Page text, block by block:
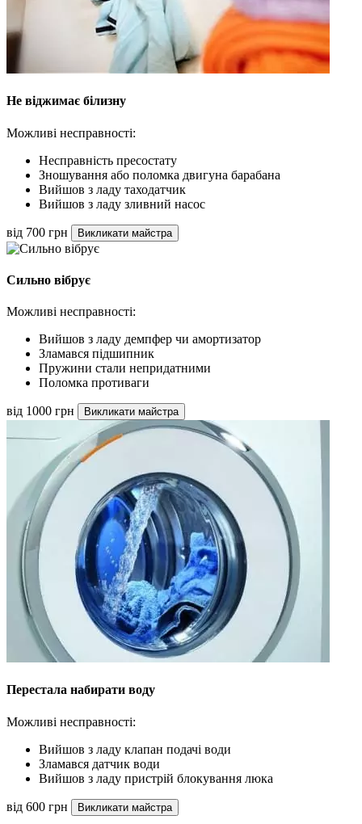
Не віджимає білизну
Можливі несправності:
Несправність пресостату
Зношування або поломка двигуна барабана
Вийшов з ладу таходатчик
Вийшов з ладу зливний насос
від 700 грн Викликати майстра
Сильно вібрує
Можливі несправності:
Вийшов з ладу демпфер чи амортизатор
Зламався підшипник
Пружини стали непридатними
Поломка противаги
від 1000 грн Викликати майстра
Перестала набирати воду
Можливі несправності:
Вийшов з ладу клапан подачі води
Зламався датчик води
Вийшов з ладу пристрій блокування люка
від 600 грн Викликати майстра